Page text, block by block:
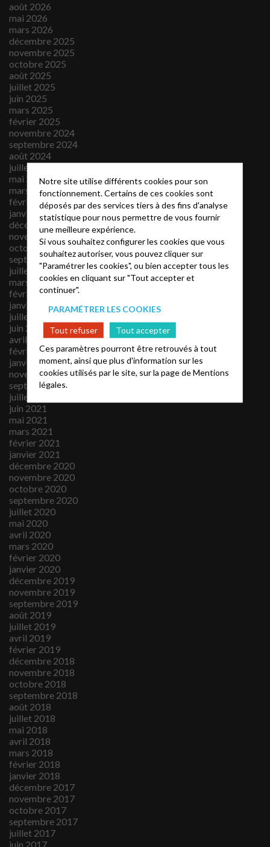
août 2026
mai 2026
mars 2026
décembre 2025
novembre 2025
octobre 2025
août 2025
juillet 2025
juin 2025
mars 2025
février 2025
novembre 2024
septembre 2024
août 2024
juillet 2024
mai 2024
mars 2024
février 2024
janvier 2024
décembre 2023
novembre 2023
octobre 2023
septembre 2023
juillet 2023
mars 2023
février 2023
janvier 2023
juillet 2022
juin 2022
avril 2022
février 2022
janvier 2022
novembre 2021
septembre 2021
juillet 2021
juin 2021
mai 2021
mars 2021
février 2021
janvier 2021
décembre 2020
novembre 2020
octobre 2020
septembre 2020
juillet 2020
mai 2020
avril 2020
mars 2020
février 2020
janvier 2020
décembre 2019
novembre 2019
septembre 2019
août 2019
juillet 2019
avril 2019
février 2019
décembre 2018
novembre 2018
octobre 2018
septembre 2018
août 2018
juillet 2018
mai 2018
avril 2018
mars 2018
février 2018
janvier 2018
décembre 2017
novembre 2017
octobre 2017
septembre 2017
juillet 2017
juin 2017
Notre site utilise différents cookies pour son
fonctionnement. Certains de ces cookies sont
déposés par des services tiers à des fins d'analyse
statistique pour nous permettre de vous fournir
une meilleure expérience.
Si vous souhaitez configurer les cookies que vous
souhaitez autoriser, vous pouvez cliquer sur
"Paramétrer les cookies", ou bien accepter tous les
cookies en cliquant sur "Tout accepter et
continuer".
PARAMÉTRER LES COOKIES
Tout refuser
Tout accepter
Ces paramètres pourront être retrouvés à tout
moment, ainsi que plus d'information sur les
cookies utilisés par le site, sur la page deMentions
légales.